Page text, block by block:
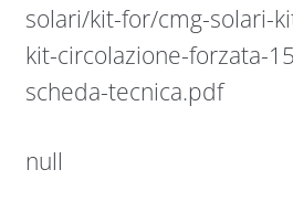
solari/kit-for/cmg-solari-
kit-circolazione-forzata-
scheda-tecnica.pdf
null